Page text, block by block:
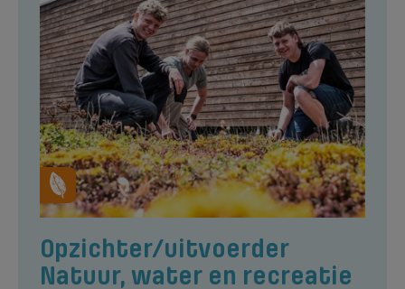
Opzichter/uitvoerder
Natuur, water en recreatie